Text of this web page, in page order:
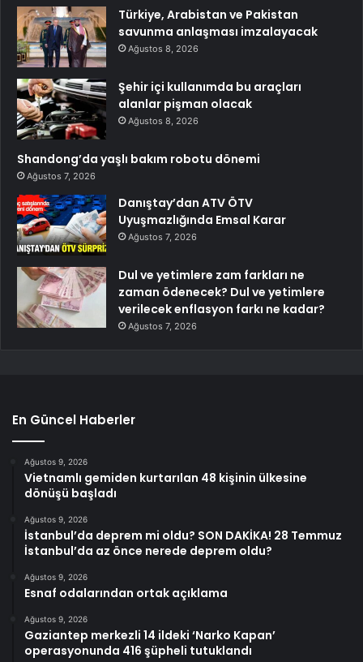
Türkiye, Arabistan ve Pakistan
savunma anlaşması imzalayacak
Ağustos 8, 2026
Şehir içi kullanımda bu araçları
alanlar pişman olacak
Ağustos 8, 2026
Shandong’da yaşlı bakım robotu dönemi
Ağustos 7, 2026
Danıştay’dan ATV ÖTV
Uyuşmazlığında Emsal Karar
Ağustos 7, 2026
Dul ve yetimlere zam farkları ne
zaman ödenecek? Dul ve yetimlere
verilecek enflasyon farkı ne kadar?
Ağustos 7, 2026
En Güncel Haberler
Ağustos 9, 2026
Vietnamlı gemiden kurtarılan 48 kişinin ülkesine
dönüşü başladı
Ağustos 9, 2026
İstanbul’da deprem mi oldu? SON DAKİKA! 28 Temmuz
İstanbul’da az önce nerede deprem oldu?
Ağustos 9, 2026
Esnaf odalarından ortak açıklama
Ağustos 9, 2026
Gaziantep merkezli 14 ildeki ‘Narko Kapan’
operasyonunda 416 şüpheli tutuklandı